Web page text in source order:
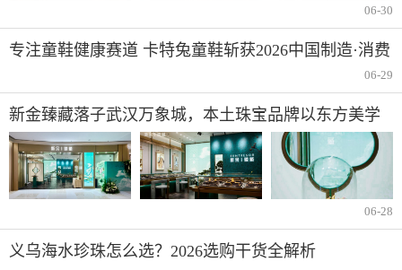
06-30
专注童鞋健康赛道 卡特兔童鞋斩获2026中国制造·消费
06-29
新金臻藏落子武汉万象城，本土珠宝品牌以东方美学
再启高端新章
06-28
义乌海水珍珠怎么选？2026选购干货全解析